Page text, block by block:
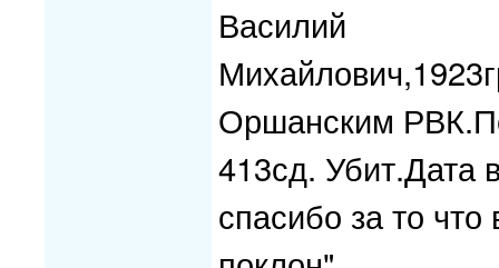
Василий
Оршанским
413сд. Убит.Дата
спасибо за то